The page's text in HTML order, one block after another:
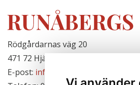
Rödgårdarnas väg 20
471 72 Hjälteby, Sverige
E-post: info@runabergsfroer.se